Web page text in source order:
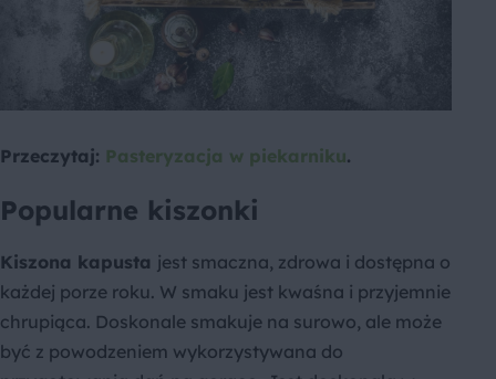
Przeczytaj: Pasteryzacja w piekarniku.
Popularne kiszonki
Kiszona kapusta jest smaczna, zdrowa i dostępna o
każdej porze roku. W smaku jest kwaśna i przyjemnie
chrupiąca. Doskonale smakuje na surowo, ale może
być z powodzeniem wykorzystywana do